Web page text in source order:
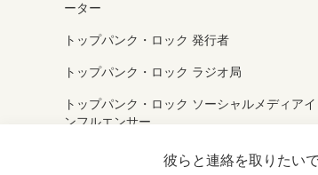
ーター
トップパンク・ロック 発行者
トップパンク・ロック ラジオ局
トップパンク・ロック ソーシャルメディアイ
ンフルエンサー
トップパンク・ロック サウンドエキスパート
彼らと連絡を取りたい